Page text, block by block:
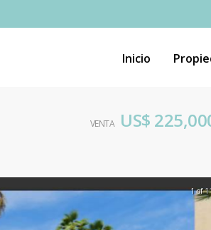
Inicio
VENTA US$
1 of